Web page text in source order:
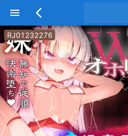
menu arrow_back_ios
RJ01232276